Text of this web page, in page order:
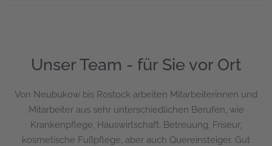
Unser Team - für Sie vor Ort
Von Neubukow bis Rostock arbeiten Mitarbeiterinnen und
Mitarbeiter aus sehr unterschiedlichen Berufen, wie
Krankenpflege, Hauswirtschaft, Betreuung, Friseur,
kosmetische Fußpflege, aber auch Quereinsteiger. Gut